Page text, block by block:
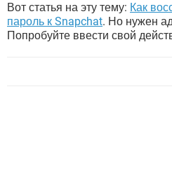
Вот статья на эту тему: ­ Как
пароль к Snapchat. Но нужен
Попробуйте ввести свой